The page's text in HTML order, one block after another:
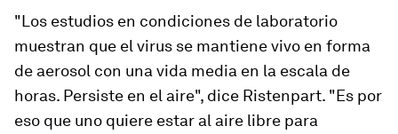
"Los estudios en condiciones de laboratorio
muestran que el virus se mantiene vivo en forma
de aerosol con una vida media en la escala de
horas. Persiste en el aire", dice Ristenpart. "Es por
eso que uno quiere estar al aire libre para